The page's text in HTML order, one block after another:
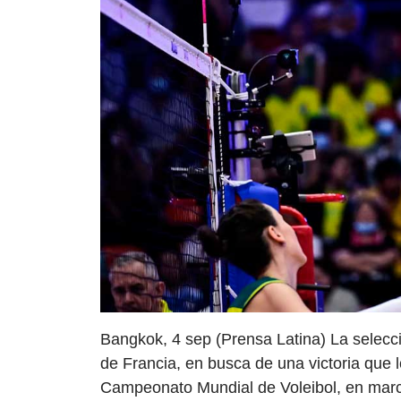
Bangkok, 4 sep (Prensa Latina) La
de Francia, en busca de una victoria que
Campeonato Mundial de Voleibol, en